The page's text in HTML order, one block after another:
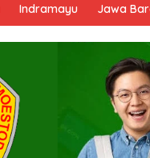
Indramayu Jawa